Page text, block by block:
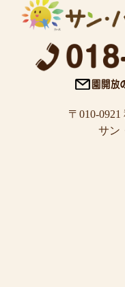
〒010-
サン